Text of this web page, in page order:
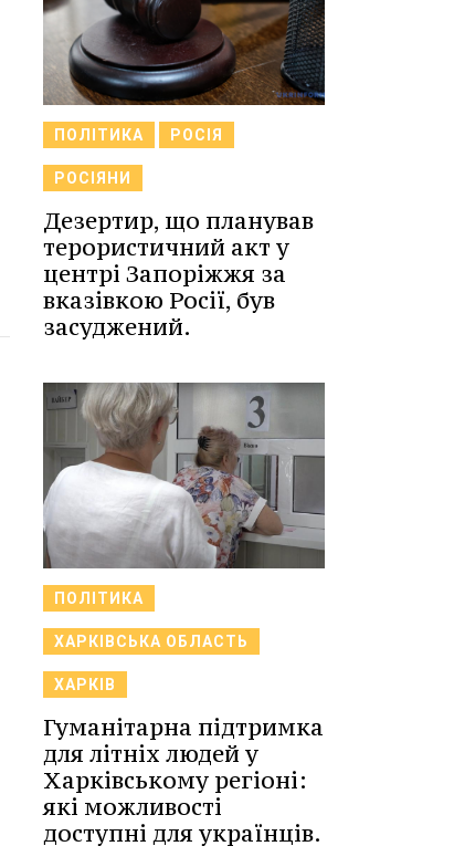
ПОЛІТИКА РОСІЯ
РОСІЯНИ
Дезертир, що планував
терористичний акт у
центрі Запоріжжя за
вказівкою Росії, був
засуджений.
ПОЛІТИКА
ХАРКІВСЬКА ОБЛАСТЬ
ХАРКІВ
Гуманітарна підтримка
для літніх людей у
Харківському регіоні:
які можливості
доступні для українців.